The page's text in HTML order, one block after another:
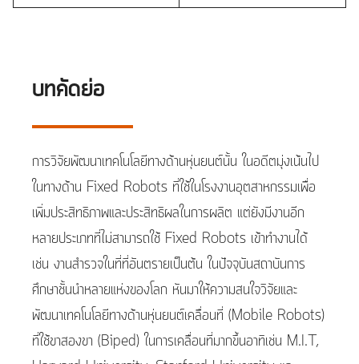
บทคัดย่อ
การวิจัยพัฒนาเทคโนโลยีทางด้านหุ่นยนต์นั้น ในอดีตมุ่งเน้นไป
ในทางด้าน Fixed Robots ที่ใช้ในโรงงานอุตสาหกรรมเพื่อ
เพิ่มประสิทธิภาพและประสิทธิผลในการผลิต แต่ยังมีงานอีก
หลายประเภทที่ไม่สามารถใช้ Fixed Robots เข้าทำงานได้
เช่น งานสำรวจในที่ที่อันตรายเป็นต้น ในปัจจุบันสถาบันการ
ศึกษาชั้นนำหลายแห่งของโลก หันมาให้ความสนใจวิจัยและ
พัฒนาเทคโนโลยีทางด้านหุ่นยนต์เคลื่อนที่ (Mobile Robots)
ที่ใช้ขาสองขา (Biped) ในการเคลื่อนที่มากขึ้นอาทิเช่น M.I.T,